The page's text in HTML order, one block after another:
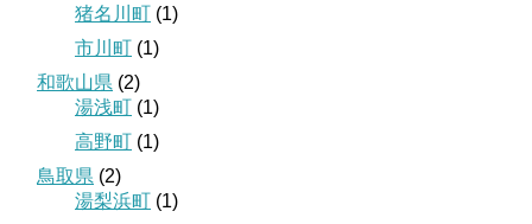
猪名川町 (1)
市川町 (1)
和歌山県 (2)
湯浅町 (1)
高野町 (1)
鳥取県 (2)
湯梨浜町 (1)